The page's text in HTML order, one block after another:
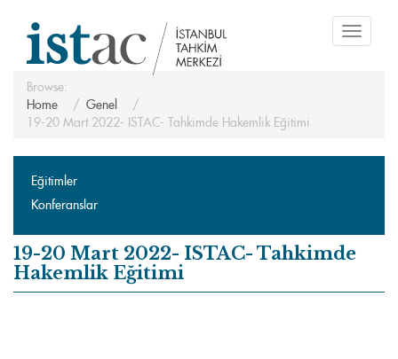
Toggle
Browse:
Home
Genel
19-20 Mart 2022- ISTAC- Tahkimde Hakemlik Eğitimi
Eğitimler
Konferanslar
19-20 Mart 2022- ISTAC- Tahkimde
Hakemlik Eğitimi